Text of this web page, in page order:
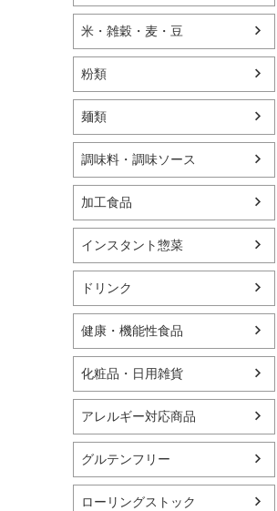
米・雑穀・麦・豆
粉類
麺類
調味料・調味ソース
加工食品
インスタント惣菜
ドリンク
健康・機能性食品
化粧品・日用雑貨
アレルギー対応商品
グルテンフリー
ローリングストック